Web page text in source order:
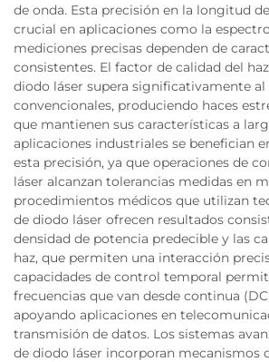
de onda. Esta precisión en la longitud
crucial en aplicaciones como la
mediciones precisas dependen de
consistentes. El factor de calidad del
diodo láser supera significativamente al
convencionales, produciendo haces
que mantienen sus características a
aplicaciones industriales se benefician
esta precisión, ya que operaciones de
láser alcanzan tolerancias medidas en
procedimientos médicos que utilizan
de diodo láser ofrecen resultados
densidad de potencia predecible y las
haz, que permiten una interacción
capacidades de control temporal
frecuencias que van desde continua
apoyando aplicaciones en
transmisión de datos. Los sistemas
de diodo láser incorporan mecanismos